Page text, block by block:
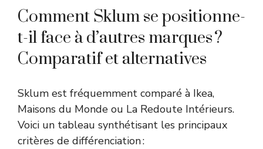
Comment Sklum se positionne-
t-il face à d’autres marques ?
Comparatif et alternatives
Sklum est fréquemment comparé à Ikea,
Maisons du Monde ou La Redoute Intérieurs.
Voici un tableau synthétisant les principaux
critères de différenciation :